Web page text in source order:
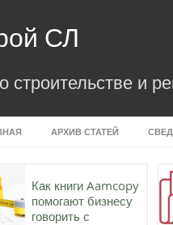
СЛ
строительстве и
АРХИВ СТАТЕЙ
Как книги Aamcopy
помогают бизнесу
говорить с